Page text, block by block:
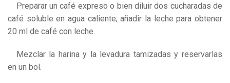
Preparar un café expreso o bien diluir dos cucharadas de
café soluble en agua caliente; añadir la leche para obtener
20 ml de café con leche.
Mezclar la harina y la levadura tamizadas y reservarlas
en un bol.